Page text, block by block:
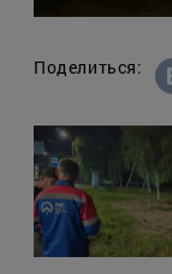
Поделиться: